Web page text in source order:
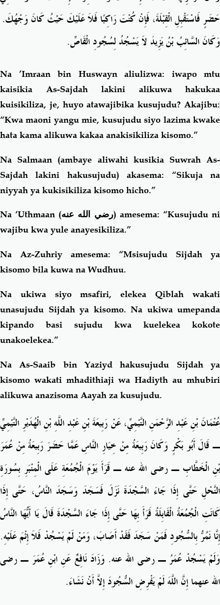
حَضَرٍ فَاسْتَقْبِلِ الْقِبْلَةَ، فَإِنْ كُنْتَ رَاكِبًا فَلاَ عَلَيْكَ حَيْثُ كَانَ وَجْهُكَ.
وَكَانَ السَّائِبُ بْنُ يَزِيدَ لاَ يَسْجُدُ لِسُجُودِ الْقَاصِّ.
Na ’Imraan bin Huswayn aliulizwa: iwapo mtu
kaisikia As-Sajdah lakini alikuwa hakukaa
kuisikiliza, je, huyo atawajibika kusujudu? Akajibu:
“Kwa maoni yangu mie, kusujudu siyo lazima kwake
hata kama alikuwa kakaa anakisikiliza kisomo.”
Na Salmaan (ambaye aliwahi kusikia Suwrah As-
Sajdah lakini hakusujudu) akasema: “Sikuja na
niyyah ya kukisikiliza kisomo hicho.”
Na ‘Uthmaan (رضي الله عنه) amesema: “Kusujudu ni
wajibu kwa yule anayesikiliza.”
Na Az-Zuhriy amesema: “Msisujudu Sijdah ya
kisomo bila kuwa na Wudhuu.
Na ukiwa siyo msafiri, elekea Qiblah wakati
unasujudu Sijdah ya kisomo. Na ukiwa umepanda
kipando basi sujudu kwa kuelekea kokote
unakoelekea.”
Na As-Saaib bin Yaziyd hakusujudu Sijdah ya
kisomo wakati mhadithiaji wa Hadiyth au mhubiri
alikuwa anazisoma Aayah za kusujudu.
عُثْمَانَ بْنِ عَبْدِ الرَّحْمَنِ التَّيْمِيِّ، عَنْ رَبِيعَةَ بْنِ عَبْدِ اللَّهِ بْنِ الْهُدَيْرِ التَّيْمِيِّ
ـ قَالَ أَبُو بَكْرٍ وَكَانَ رَبِيعَةُ مِنْ خِيَارِ النَّاسِ عَمَّا حَضَرَ رَبِيعَةُ مِنْ عُمَرَ
بْنِ الْخَطَّابِ ـ رضى الله عنه ـ قَرَأَ يَوْمَ الْجُمُعَةِ عَلَى الْمِنْبَرِ بِسُورَةِ
النَّحْلِ حَتَّى إِذَا جَاءَ السَّجْدَةَ نَزَلَ فَسَجَدَ وَسَجَدَ النَّاسُ، حَتَّى إِذَا
كَانَتِ الْجُمُعَةُ الْقَابِلَةُ قَرَأَ بِهَا حَتَّى إِذَا جَاءَ السَّجْدَةَ قَالَ يَا أَيُّهَا النَّاسُ
إِنَّا نَمُرُّ بِالسُّجُودِ فَمَنْ سَجَدَ فَقَدْ أَصَابَ، وَمَنْ لَمْ يَسْجُدْ فَلاَ إِثْمَ عَلَيْهِ‏.‏
وَلَمْ يَسْجُدْ عُمَرُ ـ رضى الله عنه‏.‏ وَزَادَ نَافِعٌ عَنِ ابْنِ عُمَرَ ـ رضى
الله عنهما إِنَّ اللَّهَ لَمْ يَفْرِضِ السُّجُودَ إِلاَّ أَنْ نَشَاءَ‏.‏